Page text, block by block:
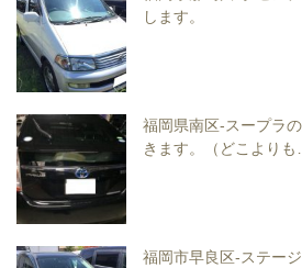
します。
福岡県南区-スープラ
きます。（どこよりも…
福岡市早良区-ステー